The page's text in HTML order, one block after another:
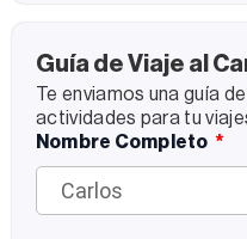
Guía de Viaje al
Te enviamos una guía
actividades para tu
Nombre Completo